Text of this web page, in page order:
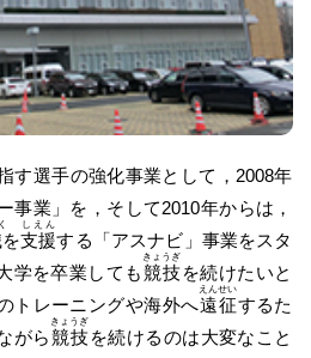
す選手の強化事業として，2008年
事業」を，そして2010年からは，
を支援
しえん
する「アスナビ」事業をスタ
学を卒業しても競技
きょうぎ
を続けたいと
トレーニングや海外へ遠征
えんせい
するた
がら競技
きょうぎ
を続けるのは大変なこと